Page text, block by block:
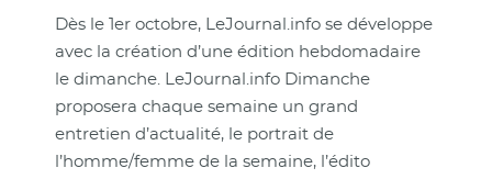
Dès le 1er octobre, LeJournal.info se développe
avec la création d’une édition hebdomadaire
le dimanche. LeJournal.info Dimanche
proposera chaque semaine un grand
entretien d’actualité, le portrait de
l’homme/femme de la semaine, l’édito